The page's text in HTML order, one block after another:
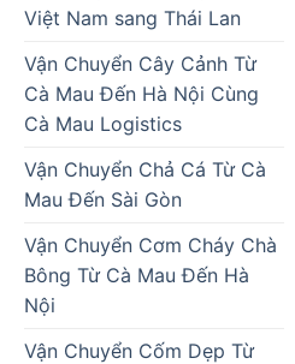
Việt Nam sang Thái Lan
Vận Chuyển Cây Cảnh Từ
Cà Mau Đến Hà Nội Cùng
Cà Mau Logistics
Vận Chuyển Chả Cá Từ Cà
Mau Đến Sài Gòn
Vận Chuyển Cơm Cháy Chà
Bông Từ Cà Mau Đến Hà
Nội
Vận Chuyển Cốm Dẹp Từ